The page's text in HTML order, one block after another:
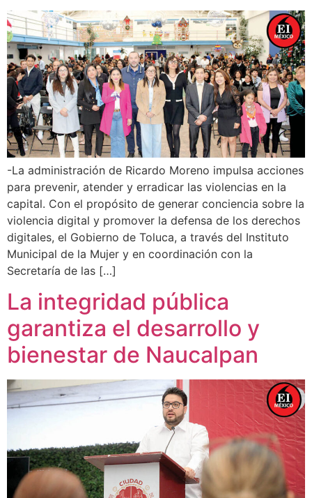
-La administración de Ricardo Moreno impulsa acciones
para prevenir, atender y erradicar las violencias en la
capital. Con el propósito de generar conciencia sobre la
violencia digital y promover la defensa de los derechos
digitales, el Gobierno de Toluca, a través del Instituto
Municipal de la Mujer y en coordinación con la
Secretaría de las […]
La integridad pública
garantiza el desarrollo y
bienestar de Naucalpan